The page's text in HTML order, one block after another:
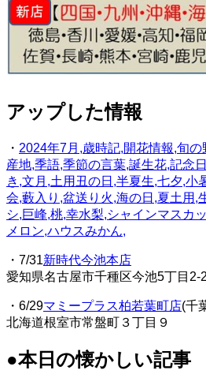
アップした情報
・ 2024年7月,歳時記,開花情報,旬
産地,季語,季節の言葉,誕生花,記念
き,文月,土用丑の日,半夏生,七夕,小
会,藪入り,盆送り火,海の日,夏土用,
シ,巨峰,桃,幸水梨,シャインマスカ
メロン,ハウスみかん,
・7/31新時代今池本店
愛知県名古屋市千種区今池5丁目2-2
・6/29マミープラス柏若葉町店(千
北海道根室市常盤町３丁目９
●本日の懐かしい記事